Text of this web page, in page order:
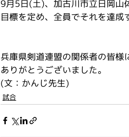
9月5日(土)、加古川市立日岡山
目標を定め、全員でそれを達成
兵庫県剣道連盟の関係者の皆様
ありがとうございました。
(文：かんじ先生)
試合